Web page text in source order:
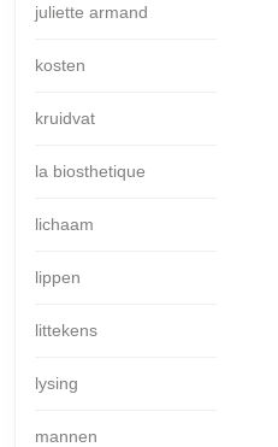
juliette armand
kosten
kruidvat
la biosthetique
lichaam
lippen
littekens
lysing
mannen